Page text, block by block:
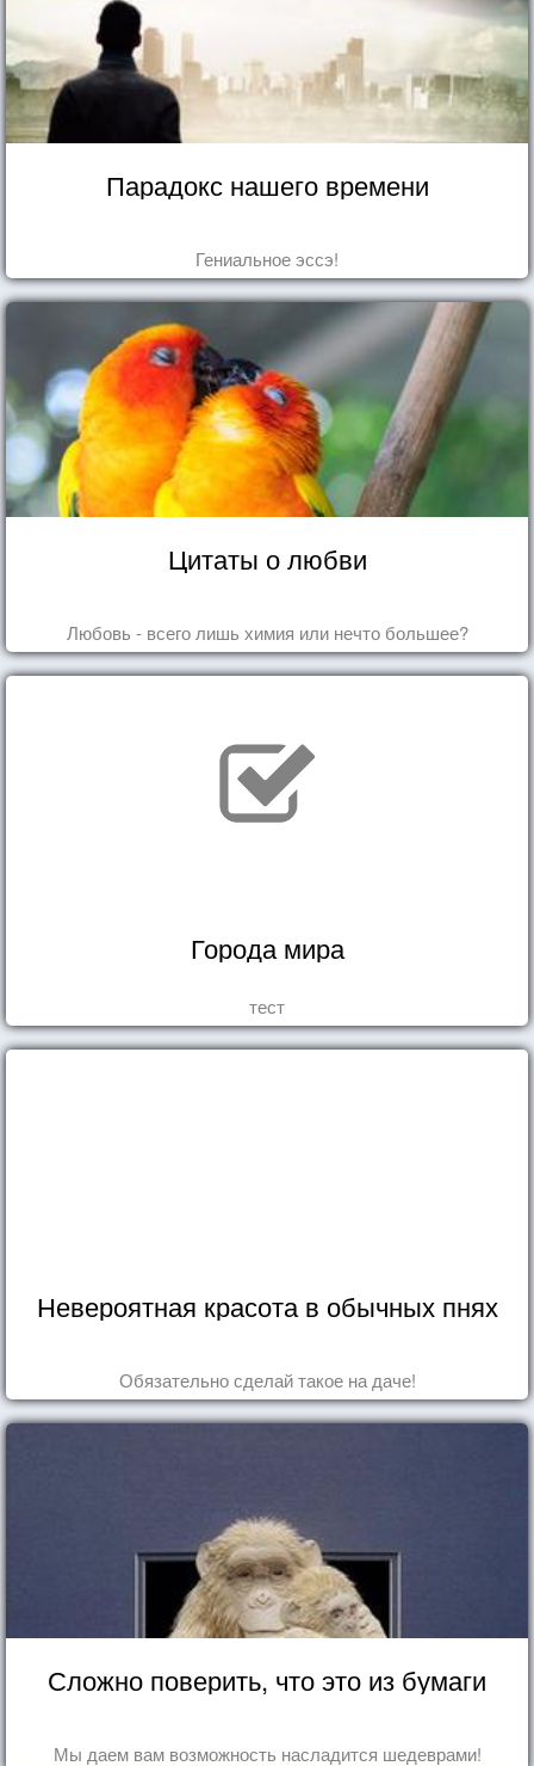
Парадокс нашего времени
Гениальное эссэ!
Цитаты о любви
Любовь - всего лишь химия или нечто большее?
Города мира
тест
Невероятная красота в обычных пнях
Обязательно сделай такое на даче!
Сложно поверить, что это из бумаги
Мы даем вам возможность насладится шедеврами!